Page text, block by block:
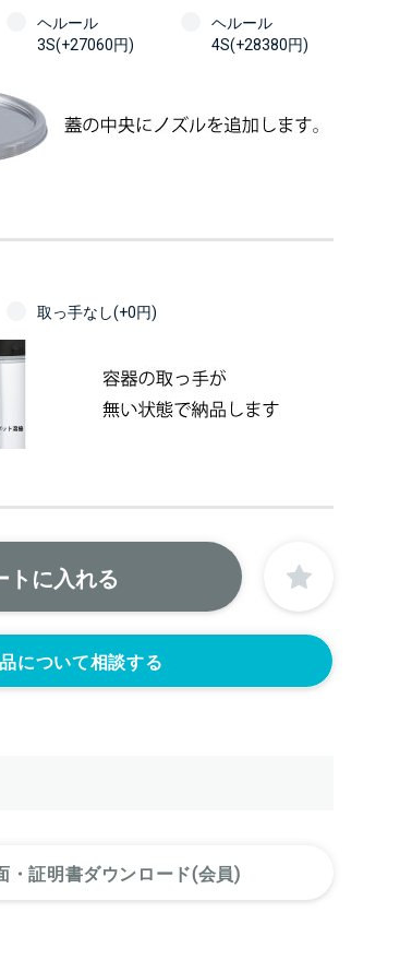
ヘルール
3S(+27060円)
ヘルール
4S(+28380円)
取っ手なし(+0円)
トに入れる
について相談する
・証明書ダウンロード(会員)